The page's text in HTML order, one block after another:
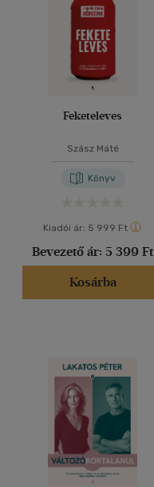
Feketeleves
Szász Máté
Könyv
Kiadói ár: 5 999 Ft
Bevezető ár: 5 399 Ft
Kosárba